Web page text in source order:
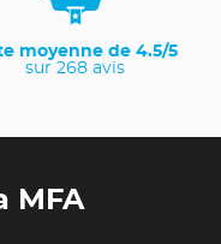
moyenne de 4.5/5
sur 268 avis
MFA